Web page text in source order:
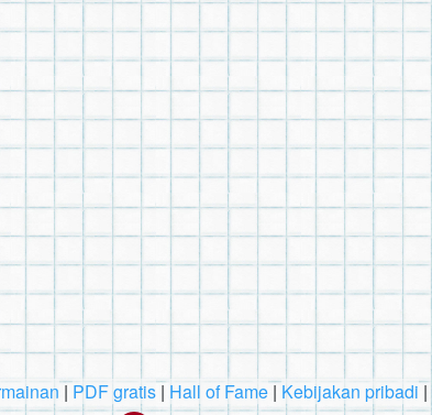
| PDF gratis | Hall of Fame | Kebijakan pribadi|